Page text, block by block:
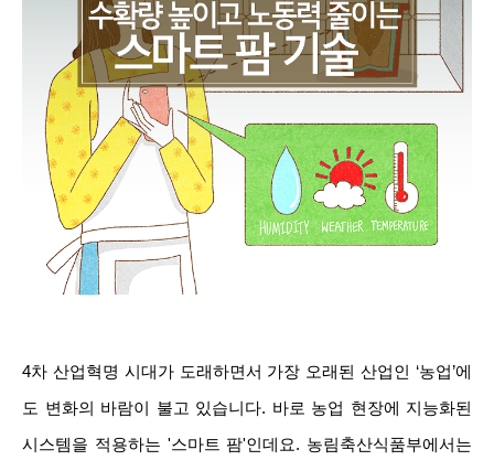
4차 산업혁명 시대가 도래하면서 가장 오래된 산업인 ‘농업’에
도 변화의 바람이 불고 있습니다. 바로 농업 현장에 지능화된
시스템을 적용하는 '스마트 팜'인데요. 농림축산식품부에서는